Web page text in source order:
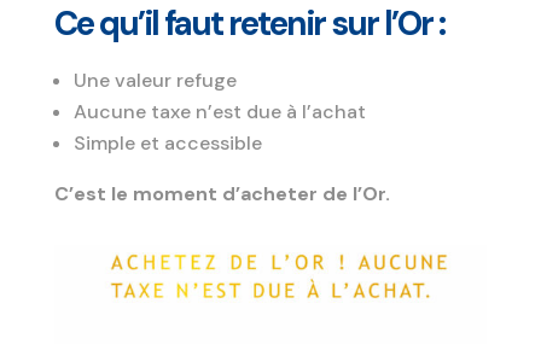
Ce qu’il faut retenir sur l’Or :
Une valeur refuge
Aucune taxe n’est due à l’achat
Simple et accessible
C’est le moment d’acheter de l’Or.